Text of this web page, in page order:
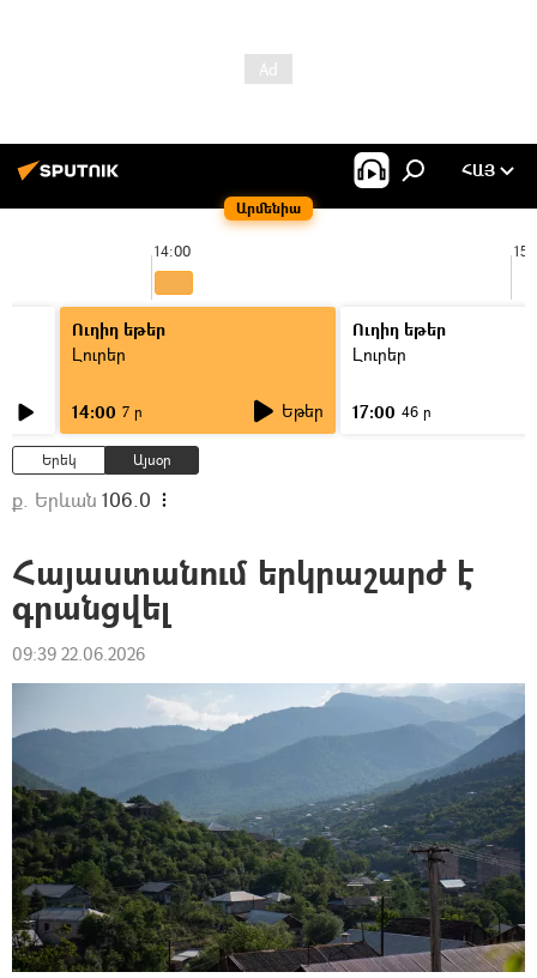
Արմենիա
ՀԱՅ
14:00
Ուղիղ եթեր
Լուրեր
14:00 7 ր Եթեր
Ուղիղ եթեր
Լուրեր
17:00 46 ր
Երեկ Այսօր
ք. Երևան 106.0
Հայաստանում երկրաշարժ է
գրանցվել
09:39 22.06.2026